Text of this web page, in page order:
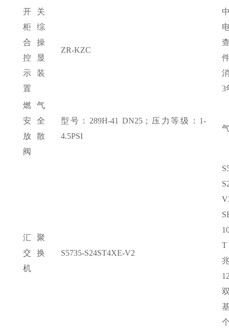
开关
柜综
合操
控显
示装
置
ZR-KZC
3
燃气
安全
放散
阀
型号： 289H-41 DN25；压力等级：1-
4.5PSI
汇聚
交换
机
S5735-S24ST4XE-V2
T